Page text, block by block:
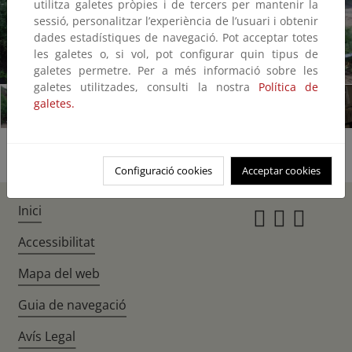
1/8
utilitza galetes pròpies i de tercers per mantenir la
sessió, personalitzar l’experiència de l’usuari i obtenir
dades estadístiques de navegació. Pot acceptar totes
les galetes o, si vol, pot configurar quin tipus de
galetes permetre. Per a més informació sobre les
galetes utilitzades, consulti la nostra Política de
galetes.
Configuració cookies Acceptar cookies
Inici
Accessibilitat
Mapa del web
Guia de navegació
Avís Legal